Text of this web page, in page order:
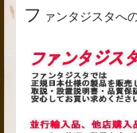
フ ァンタジスタへ